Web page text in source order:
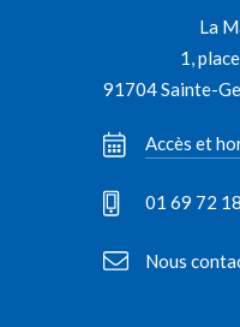
La
1,
91704 Sainte-
Accès et
01 69 72
Nous